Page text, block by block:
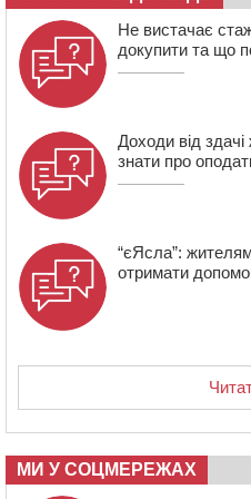
08:22 “На щиті” у
полеглий біля
Не вистачає
докупити та що
Доходи від
знати про
“єЯсла”:
отримати
МИ У СОЦМЕРЕЖАХ